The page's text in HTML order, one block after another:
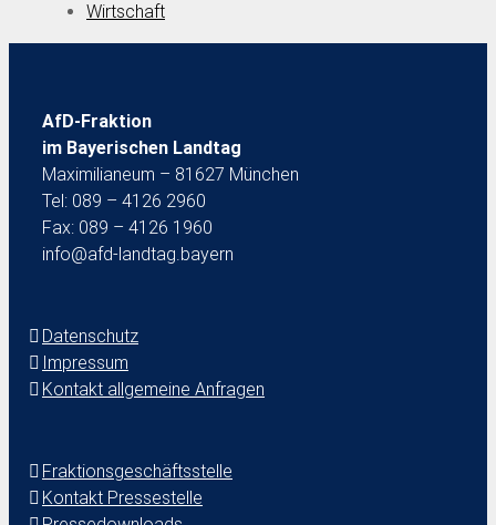
Wirtschaft
AfD-Fraktion
im Bayerischen Landtag
Maximilianeum – 81627 München
Tel: 089 – 4126 2960
Fax: 089 – 4126 1960
info@afd-landtag.bayern
Datenschutz
Impressum
Kontakt allgemeine Anfragen
Fraktionsgeschäftsstelle
Kontakt Pressestelle